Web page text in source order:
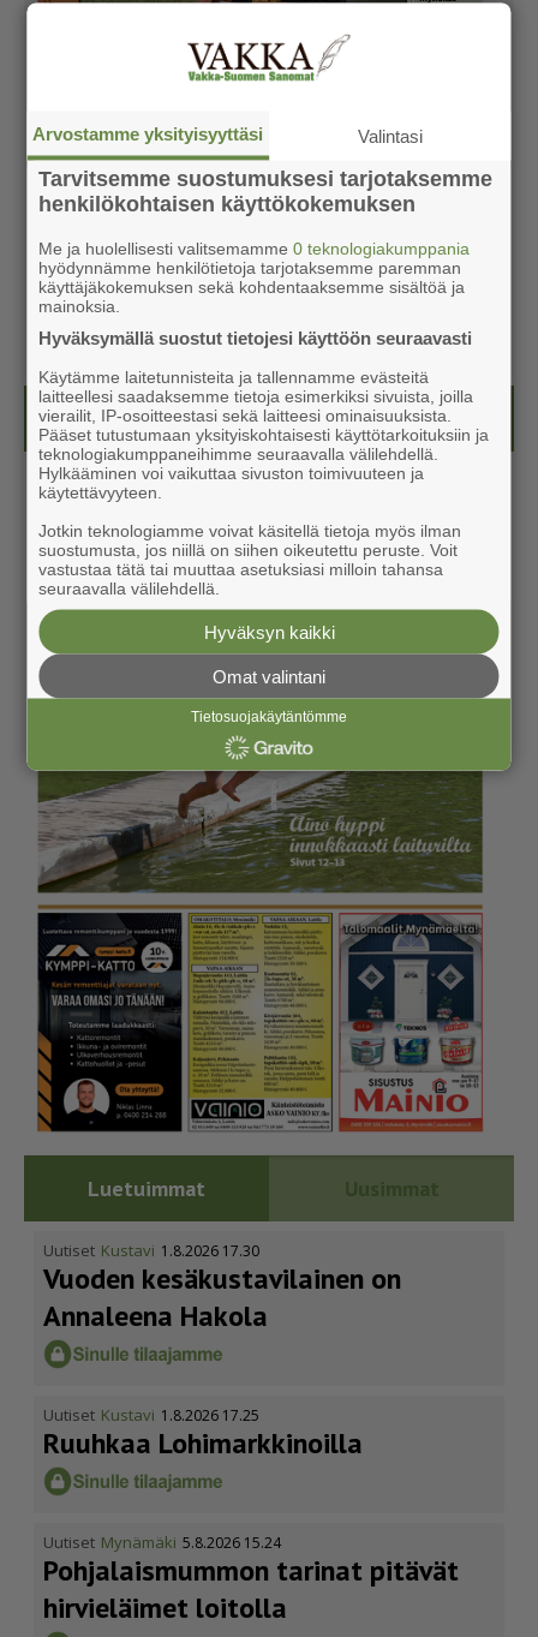
Kesälehti (ilmainen)
Luetuimmat Uusimmat
Uutiset Kustavi 1.8.2026 17.30
Vuoden kesäkus­ta­vi­lainen on
Annaleena Hakola
Uutiset Kustavi 1.8.2026 17.25
Ruuhkaa Lohimark­ki­noilla
Uutiset Mynämäki 5.8.2026 15.24
Pohja­lais­mummon tarinat pitävät
hirvieläimet loitolla
Arvostamme yksityisyyttäsi Valintasi
Tarvitsemme suostumuksesi tarjotaksemme
henkilökohtaisen käyttökokemuksen
Me ja huolellisesti valitsemamme0 teknologiakumppania
hyödynnämme henkilötietoja tarjotaksemme paremman
käyttäjäkokemuksen sekä kohdentaaksemme sisältöä ja
mainoksia.
Hyväksymällä suostut tietojesi käyttöön seuraavasti
Käytämme laitetunnisteita ja tallennamme evästeitä
laitteellesi saadaksemme tietoja esimerkiksi sivuista, joilla
vierailit, IP-osoitteestasi sekä laitteesi ominaisuuksista.
Pääset tutustumaan yksityiskohtaisesti käyttötarkoituksiin ja
teknologiakumppaneihimme seuraavalla välilehdellä.
Hylkääminen voi vaikuttaa sivuston toimivuuteen ja
käytettävyyteen.
Jotkin teknologiamme voivat käsitellä tietoja myös ilman
suostumusta, jos niillä on siihen oikeutettu peruste. Voit
vastustaa tätä tai muuttaa asetuksiasi milloin tahansa
seuraavalla välilehdellä.
Hyväksyn kaikki
Omat valintani
Tietosuojakäytäntömme